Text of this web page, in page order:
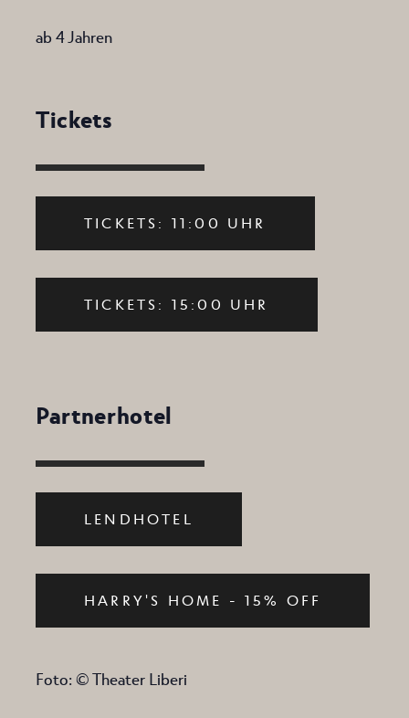
ab 4 Jahren
Tickets
TICKETS: 11:00 UHR
TICKETS: 15:00 UHR
Partnerhotel
LENDHOTEL
HARRY'S HOME - 15% OFF
Foto: © Theater Liberi